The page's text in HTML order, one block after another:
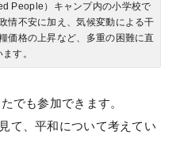
People）キャンプ内の小学校で
情不安に加え、気候変動による干
価格の上昇など、多重の困難に直
す。
でも参加できます。
て、平和について考えてい